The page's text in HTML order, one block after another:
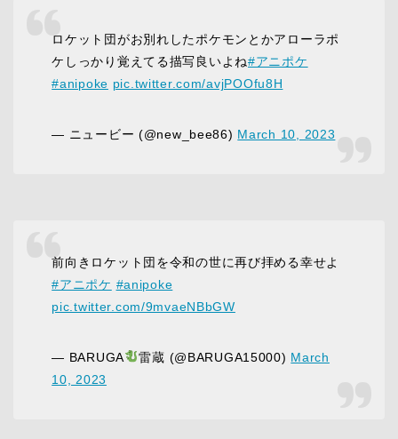
ロケット団がお別れしたポケモンとかアローラポ
ケしっかり覚えてる描写良いよね#アニポケ
#anipoke pic.twitter.com/avjPOOfu8H
— ニュービー (@new_bee86) March 10, 2023
前向きロケット団を令和の世に再び拝める幸せよ
#アニポケ #anipoke
pic.twitter.com/9mvaeNBbGW
— BARUGA 雷蔵 (@BARUGA15000) March
10, 2023